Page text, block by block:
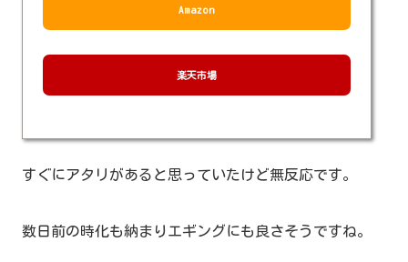
Amazon
楽天市場
すぐにアタリがあると思っていたけど無反応です。
数日前の時化も納まりエギングにも良さそうですね。